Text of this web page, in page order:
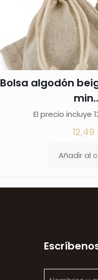
Bolsa algodón
El precio incluye
12,49
Añadir al